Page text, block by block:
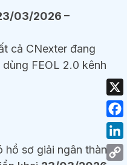
03/2026 –
cả CNexter đang
FEOL 2.0 kênh
hồ sơ giải ngân thành